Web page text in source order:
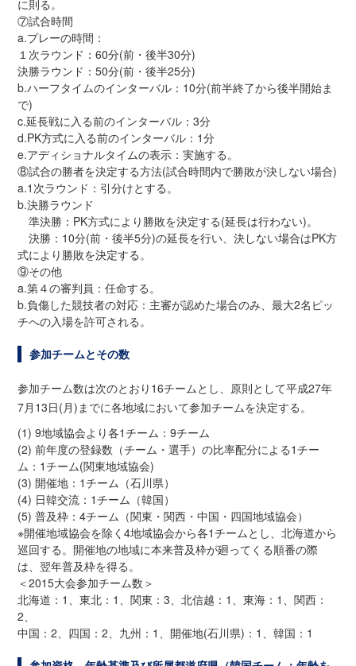
に則る。
⑦試合時間
a.プレーの時間：
１次ラウンド：60分(前・後半30分)
決勝ラウンド：50分(前・後半25分)
b.ハーフタイムのインターバル：10分(前半終了から後半開始ま
で)
c.延長戦に入る前のインターバル：3分
d.PK方式に入る前のインターバル：1分
e.アディショナルタイムの表示：実施する。
⑧試合の勝者を決定する方法(試合時間内で勝敗が決しない場合)
a.1次ラウンド：引分けとする。
b.決勝ラウンド
準決勝：PK方式により勝敗を決定する(延長は行わない)。
決勝：10分(前・後半5分)の延長を行い、決しない場合はPK方
式により勝敗を決定する。
⑨その他
a.第４の審判員：任命する。
b.負傷した競技者の対応：主審が認めた場合のみ、最大2名ピッ
チへの入場を許可される。
参加チームとその数
参加チーム数は次のとおり16チームとし、原則として平成27年
7月13日(月)までに各地域において参加チームを決定する。
(1) 9地域協会より各1チーム：9チーム
(2) 前年度の登録数（チーム・選手）の比率配分による1チー
ム：1チーム(関東地域協会)
(3) 開催地：1チーム（石川県）
(4) 日韓交流：1チーム（韓国）
(5) 普及枠：4チーム（関東・関西・中国・四国地域協会）
※開催地域協会を除く4地域協会から各1チームとし、北海道から
巡回する。開催地の地域に本来普及枠が廻ってくる順番の際
は、翌年普及枠を得る。
＜2015大会参加チーム数＞
北海道：1、東北：1、関東：3、北信越：1、東海：1、関西：
2、
中国：2、四国：2、九州：1、開催地(石川県)：1、韓国：1